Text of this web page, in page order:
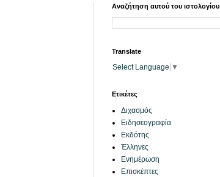
Αναζήτηση αυτού του ιστολογίου
Translate
Select Language ▼
Ετικέτες
Διχασμός
Ειδησεογραφία
Εκδότης
Έλληνες
Ενημέρωση
Επισκέπτες